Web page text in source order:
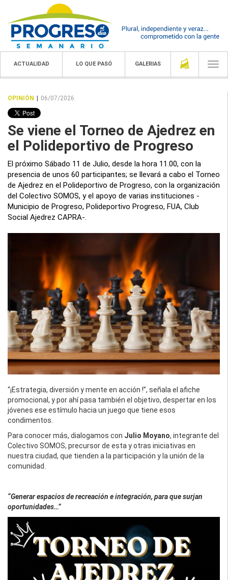
ACTUALIDAD LO QUE PASÓ GALERIAS
OPINIÓN | 06/07/2026
Se viene el Torneo de Ajedrez en
el Polideportivo de Progreso
El próximo Sábado 11 de Julio, desde la hora 11.00, con la
presencia de unos 60 participantes; se llevará a cabo el Torneo
de Ajedrez en el Polideportivo de Progreso, con la organización
del Colectivo SOMOS, y el apoyo de varias instituciones -
Municipio de Progreso, Polideportivo Progreso, FUA, Club
Social Ajedrez CAPRA-.
“¡Estrategia, diversión y mente en acción !”, señala el afiche
promocional, y por ahí pasa también el objetivo, despertar en los
jóvenes ese estímulo hacia un juego que tiene esos
condimentos.
Para conocer más, dialogamos con Julio Moyano, integrante del
Colectivo SOMOS, precursor de esta y otras iniciativas en
nuestra ciudad, que tienden a la participación y la unión de la
comunidad.
“Generar espacios de recreación e integración, para que surjan
oportunidades…”